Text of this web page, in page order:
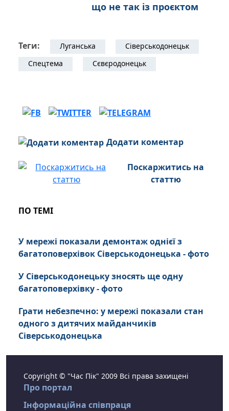
що не так із проєктом
Теги: Луганська
Сіверськодонецьк
Спецтема
Сєвєродонецьк
Додати коментар
Поскаржитись на
статтю
ПО ТЕМІ
У мережі показали демонтаж однієї з
багатоповерхівок Сіверськодонецька - фото
У Сіверськодонецьку зносять ще одну
багатоповерхівку - фото
Грати небезпечно: у мережі показали стан
одного з дитячих майданчиків
Сіверськодонецька
Copyright © "Час Пік" 2009 Всі права захищені
Про портал
Інформаційна співпраця